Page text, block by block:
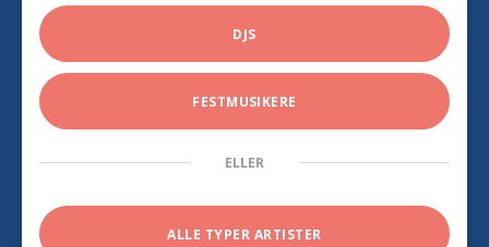
DJS
FESTMUSIKERE
ELLER
ALLE TYPER ARTISTER